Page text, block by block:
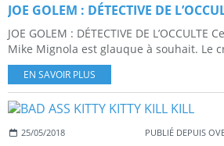
JOE GOLEM : DÉTECTIVE DE
JOE GOLEM : DÉTECTIVE DE
Mike Mignola est glauque à souhait. Le
EN SAVOIR PLUS
25/05/2018 PUBLIÉ DEPUIS